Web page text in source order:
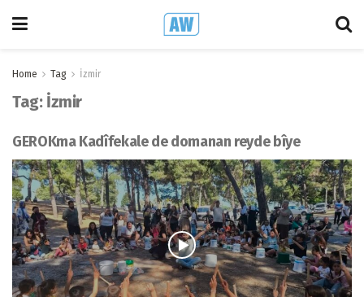
Home Tag İzmir
Tag: İzmir
GEROKma Kadîfekale de domanan reyde bîye